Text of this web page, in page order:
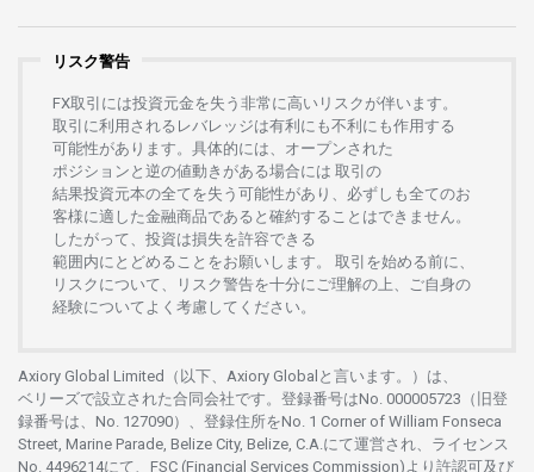
リスク警告
FX取引には投資元金を失う 非常に高い リスクが伴います。
取引に利用さ れる レバレッジは有利にも不利にも作用する
可能性があります。 具体的には、 オープンさ れた
ポジションと 逆の値動きがある場合には 取引の
結果投資元本の全てを失う 可能性があり、 必ずしも全てのお
客様に適した金融商品であると 確約することはできません。
したがって、 投資は損失を許容できる
範囲内にとどめることをお願いします 。 取引を始める前に、
リスクについて、
リスク警告を十分に ご理解の 上、 ご自身の
経験について よく 考慮してください。
Axiory Global Limited（以下、Axiory Globalと言います。）は、
ベリーズで設立さ れた合同会社です。 登録番号はNo. 000005723（旧登
録番号は、No. 127090）、 登録住所をNo. 1 Corner of William Fonseca
Street, Marine Parade, Belize City, Belize, C.A.にて運営さ れ、 ライセンス
No. 4496214にて、FSC (Financial Services Commission)より 許認可及び